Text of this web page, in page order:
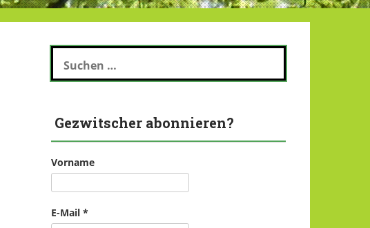
Suchen
nach:
Gezwitscher abonnieren?
Vorname
E-Mail *